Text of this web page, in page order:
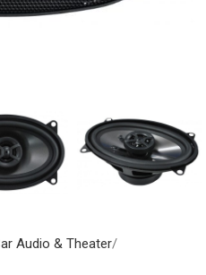
Audio & Theater